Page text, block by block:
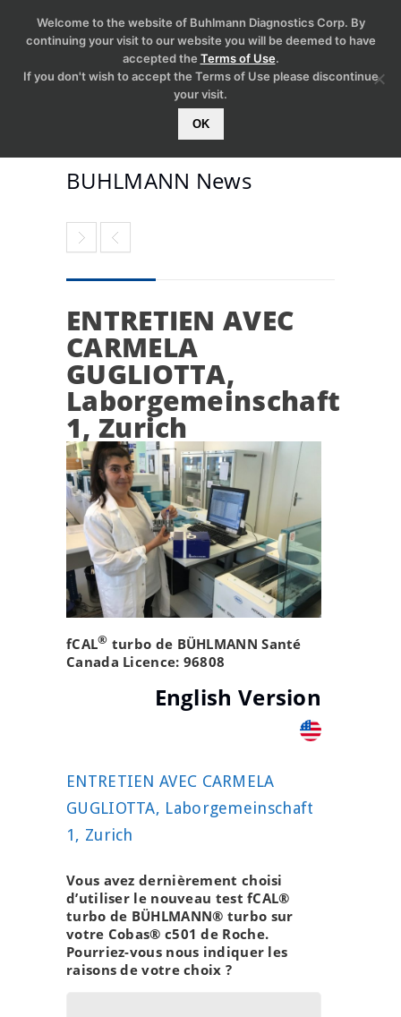
BUHLMANN News
ENTRETIEN AVEC
CARMELA
GUGLIOTTA,
Laborgemeinschaft
1, Zurich
fCAL® turbo de BÜHLMANN Santé
Canada Licence: 96808
English Version
ENTRETIEN AVEC CARMELA
GUGLIOTTA, Laborgemeinschaft
1, Zurich
Vous avez dernièrement choisi
d’utiliser le nouveau test fCAL®
turbo de BÜHLMANN® turbo sur
votre Cobas® c501 de Roche.
Pourriez-vous nous indiquer les
raisons de votre choix ?
Welcome to the website of Buhlmann Diagnostics Corp. By
continuing your visit to our website you will be deemed to have
accepted the Terms of Use.
If you don't wish to accept the Terms of Use please discontinue
your visit.
OK